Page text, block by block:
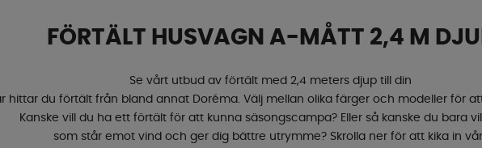
FÖRTÄLT HUSVAGN A-MÅTT 2,4 M
Se vårt utbud av förtält med 2,4 meters djup till din
hittar du förtält från bland annat Doréma. Välj mellan olika färger och modeller för
Kanske vill du ha ett förtält för att kunna säsongscampa? Eller så kanske du bara
som står emot vind och ger dig bättre utrymme? Skrolla ner för att kika in